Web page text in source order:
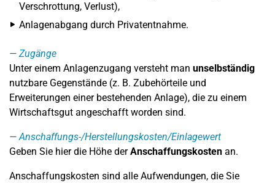
Verschrottung, Verlust),
Anlagenabgang durch Privatentnahme.
Zugänge
Unter einem Anlagenzugang versteht man unselbständig
nutzbare Gegenstände (z. B. Zubehörteile und
Erweiterungen einer bestehenden Anlage), die zu einem
Wirtschaftsgut angeschafft worden sind.
Anschaffungs-/Herstellungskosten/Einlagewert
Geben Sie hier die Höhe derAnschaffungskosten an.
Anschaffungskosten sind alle Aufwendungen, die Sie